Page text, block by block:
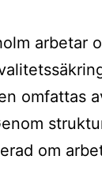
arbetar
omfattas
om